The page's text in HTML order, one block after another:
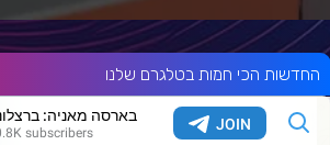
החדשות הכי חמות בטלגרם שלנו